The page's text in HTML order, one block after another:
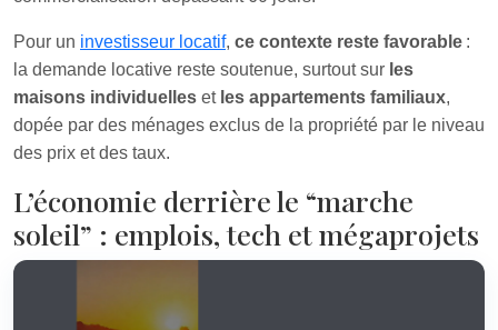
Pour un investisseur locatif, ce contexte reste favorable :
la demande locative reste soutenue, surtout sur les
maisons individuelles et les appartements familiaux,
dopée par des ménages exclus de la propriété par le niveau
des prix et des taux.
L’économie derrière le “marche
soleil” : emplois, tech et mégaprojets